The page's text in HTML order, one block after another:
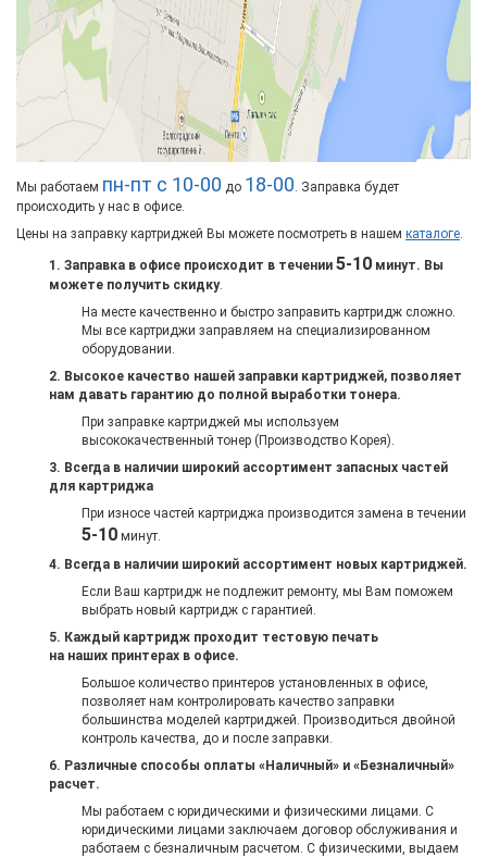
Мы работаем пн-пт с 10-00 до 18-00. Заправка будет
происходить у нас в офисе.
Цены на заправку картриджей Вы можете посмотреть в нашем каталоге.
1. Заправка в офисе происходит в течении 5-10 минут. Вы
можете получить скидку.
На месте качественно и быстро заправить картридж сложно.
Мы все картриджи заправляем на специализированном
оборудовании.
2. Высокое качество нашей заправки картриджей, позволяет
нам давать гарантию до полной выработки тонера.
При заправке картриджей мы используем
высококачественный тонер (Производство Корея).
3. Всегда в наличии широкий ассортимент запасных частей
для картриджа
При износе частей картриджа производится замена в течении
5-10 минут.
4. Всегда в наличии широкий ассортимент новых картриджей.
Если Ваш картридж не подлежит ремонту, мы Вам поможем
выбрать новый картридж с гарантией.
5. Каждый картридж проходит тестовую печать
на наших принтерах в офисе.
Большое количество принтеров установленных в офисе,
позволяет нам контролировать качество заправки
большинства моделей картриджей. Производиться двойной
контроль качества, до и после заправки.
6. Различные способы оплаты «Наличный» и «Безналичный»
расчет.
Мы работаем с юридическими и физическими лицами. С
юридическими лицами заключаем договор обслуживания и
работаем с безналичным расчетом. С физическими, выдаем